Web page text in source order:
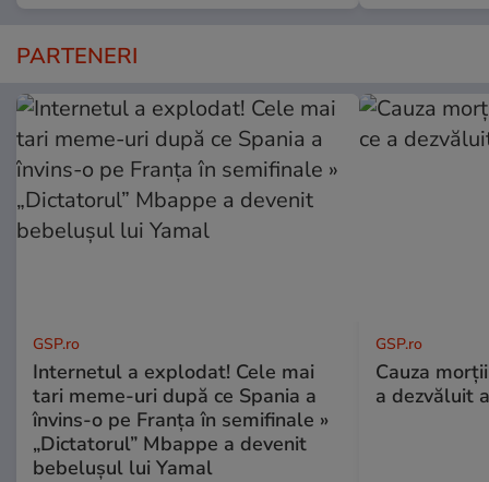
PARTENERI
GSP.ro
Internetul a explodat! Cele mai
tari meme-uri după ce Spania a
învins-o pe Franța în semifinale »
„Dictatorul” Mbappe a devenit
bebelușul lui Yamal
GSP.ro
Cauza
a dezvăluit